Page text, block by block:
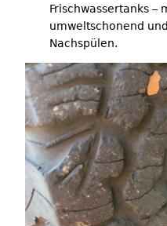
Frischwassertanks –
umweltschonend
Nachspülen.